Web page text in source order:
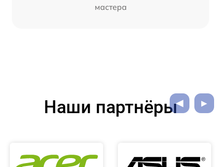
мастера
Наши партнёры